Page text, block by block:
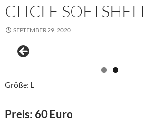
CLICLE
SEPTEMBER 29, 2020
Größe: L
Preis: 60 Euro